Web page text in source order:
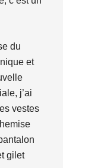
du
et
j’ai
vestes
gilet